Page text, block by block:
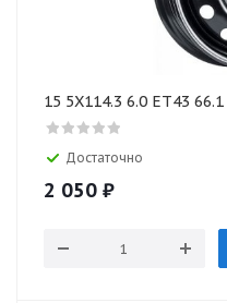
15 5X114.3 6.0 ET43
Достаточно
2 050 ₽